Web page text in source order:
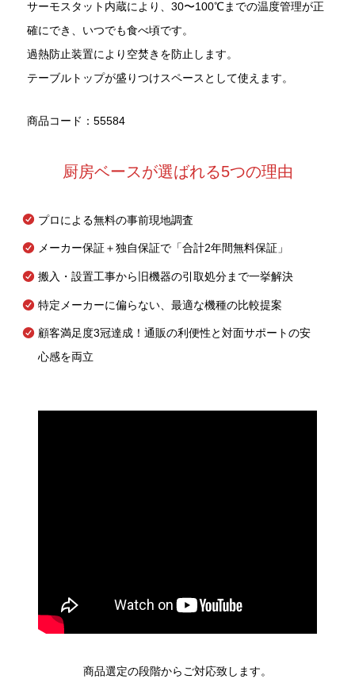
サーモスタット内蔵により、30〜100℃までの温度管理が正
確にでき、いつでも食べ頃です。
過熱防止装置により空焚きを防止します。
テーブルトップが盛りつけスペースとして使えます。
商品コード：55584
厨房ベースが選ばれる5つの理由
プロによる無料の事前現地調査
メーカー保証＋独自保証で「合計2年間無料保証」
搬入・設置工事から旧機器の引取処分まで一挙解決
特定メーカーに偏らない、最適な機種の比較提案
顧客満足度3冠達成！通販の利便性と対面サポートの安
心感を両立
商品選定の段階からご対応致します。